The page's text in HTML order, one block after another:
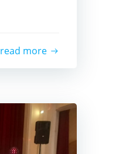
read more